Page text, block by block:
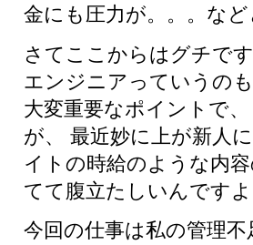
金にも圧力が。。。な
さてここからはグチで
エンジニアっていうの
大変重要なポイントで
が、 最近妙に上が新人
イトの時給のような内
てて腹立たしいんです
今回の仕事は私の管理